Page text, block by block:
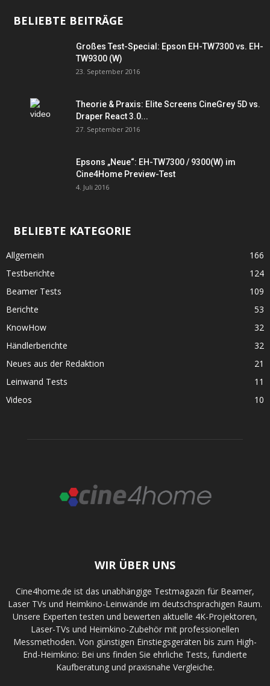
BELIEBTE BEITRÄGE
Großes Test-Special: Epson EH-TW7300 vs. EH-
TW9300 (W)
23. September 2016
Theorie & Praxis: Elite Screens CineGrey 5D vs.
Draper React 3.0...
27. September 2016
Epsons „Neue“: EH-TW7300 / 9300(W) im
Cine4Home Preview-Test
4. Juli 2016
BELIEBTE KATEGORIE
Allgemein
166
Testberichte
124
Beamer Tests
109
Berichte
53
KnowHow
32
Händlerberichte
32
Neues aus der Redaktion
21
Leinwand Tests
11
Videos
10
WIR ÜBER UNS
Cine4home.de ist das unabhängige Testmagazin für Beamer,
Laser TVs und Heimkino-Leinwände im deutschsprachigen Raum.
Unsere Experten testen und bewerten aktuelle 4K-Projektoren,
Laser-TVs und Heimkino-Zubehör mit professionellen
Messmethoden. Von günstigen Einstiegsgeräten bis zum High-
End-Heimkino: Bei uns finden Sie ehrliche Tests, fundierte
Kaufberatung und praxisnahe Vergleiche.